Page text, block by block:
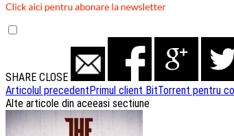
SHARE CLOSE
Navigare
articole
Articolul precedentPrimul client BitTorrent pentru
Alte articole din aceeasi sectiune